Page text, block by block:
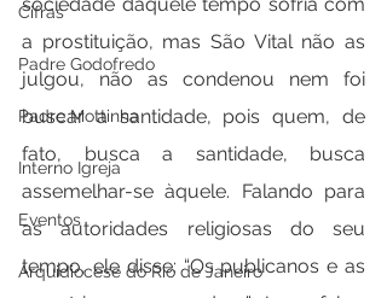
Cifras
Padre Godofredo
Padre Mottinha
Interno Igreja
Eventos
Arquidiocese do Rio de Janeiro
a prostituição, mas São Vital não as
julgou, não as condenou nem foi
buscar a santidade, pois quem, de
fato, busca a santidade, busca
assemelhar-se àquele. Falando para
as autoridades religiosas do seu
tempo, ele disse: “Os publicanos e as